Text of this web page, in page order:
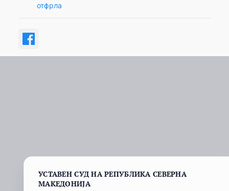
отфрла
УСТАВЕН СУД НА РЕПУБЛИКА СЕВЕРНА
МАКЕДОНИЈА